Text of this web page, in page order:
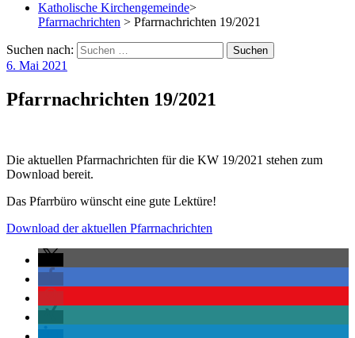
Katholische Kirchengemeinde>
Pfarrnachrichten > Pfarrnachrichten 19/2021
Suchen nach:
6. Mai 2021
Pfarrnachrichten 19/2021
Die aktuellen Pfarrnachrichten für die KW 19/2021 stehen zum
Download bereit.
Das Pfarrbüro wünscht eine gute Lektüre!
Download der aktuellen Pfarrnachrichten